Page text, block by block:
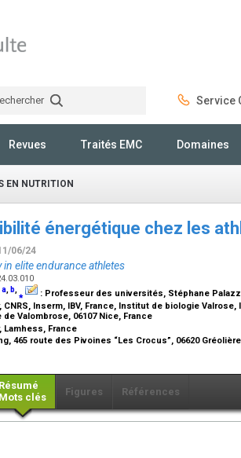
Service
Revues Traités EMC Domaines
EN NUTRITION
énergétique chez les
06/24
elite endurance athletes
a, b,⁎ : Professeur des universités, Stéphane
CNRS, Inserm, IBV, France, Institut de biologie Valrose,
Valombrose, 06107 Nice, France
Lamhess, France
465 route des Pivoines “Les Crocus”, 06620
Résumé
Mots clés
Figures Références